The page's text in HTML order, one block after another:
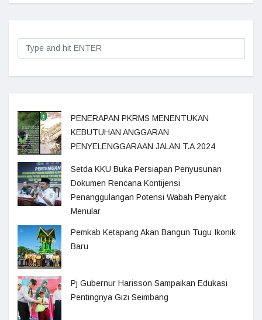
PENERAPAN PKRMS MENENTUKAN
KEBUTUHAN ANGGARAN
PENYELENGGARAAN JALAN T.A 2024
Setda KKU Buka Persiapan Penyusunan
Dokumen Rencana Kontijensi
Penanggulangan Potensi Wabah Penyakit
Menular
Pemkab Ketapang Akan Bangun Tugu Ikonik
Baru
Pj Gubernur Harisson Sampaikan Edukasi
Pentingnya Gizi Seimbang